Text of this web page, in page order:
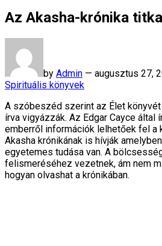
Az Akasha-krónika titka
by Admin — augusztus 27,
Spirituális könyvek
A szóbeszéd szerint az Élet
írva vigyázzák. Az Edgar Cayce által
emberről információk lelhetőek fel a
Akasha krónikának is hívják
egyetemes tudása van. A
felismeréséhez vezetnek, ám nem
hogyan olvashat a krónikában.